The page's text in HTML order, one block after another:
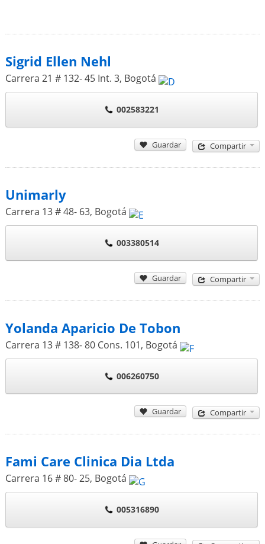
Sigrid Ellen Nehl
Carrera 21 # 132- 45 Int. 3, Bogotá
002583221
Guardar Compartir
Unimarly
Carrera 13 # 48- 63, Bogotá
003380514
Guardar Compartir
Yolanda Aparicio De Tobon
Carrera 13 # 138- 80 Cons. 101, Bogotá
006260750
Guardar Compartir
Fami Care Clinica Dia Ltda
Carrera 16 # 80- 25, Bogotá
005316890